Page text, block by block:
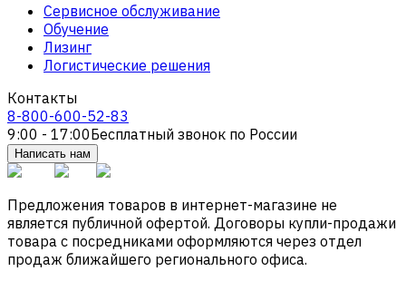
Сервисное обслуживание
Обучение
Лизинг
Логистические решения
Контакты
8-800-600-52-83
9:00 - 17:00Бесплатный звонок по России
Написать нам
Предложения товаров в интернет-магазине не
является публичной офертой. Договоры купли-продажи
товара с посредниками оформляются через отдел
продаж ближайшего регионального офиса.